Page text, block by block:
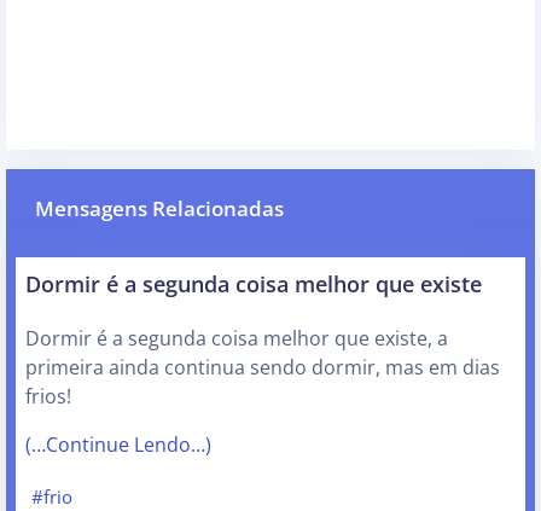
Mensagens Relacionadas
Dormir é a segunda coisa melhor que existe
Dormir é a segunda coisa melhor que existe, a
primeira ainda continua sendo dormir, mas em dias
frios!
(…Continue Lendo…)
#frio